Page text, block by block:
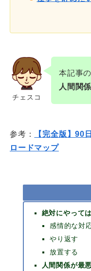
チェスコ
本記事
人間関
参考：
【完全版】90
ロードマップ
絶対にやって
感情的な対
やり返す
放置する
人間関係が最